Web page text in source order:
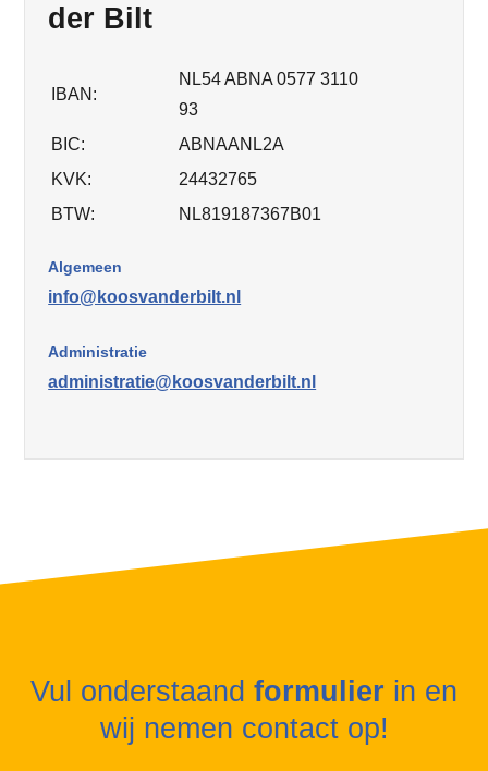
der Bilt
IBAN:
NL54 ABNA 0577 3110
93
BIC:
ABNAANL2A
KVK:
24432765
BTW:
NL819187367B01
Algemeen
info@koosvanderbilt.nl
Administratie
administratie@koosvanderbilt.nl
Vul onderstaand formulier in en
wij nemen contact op!